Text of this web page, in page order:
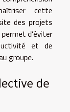
cette
des projets
d’éviter
et de
groupe.
de